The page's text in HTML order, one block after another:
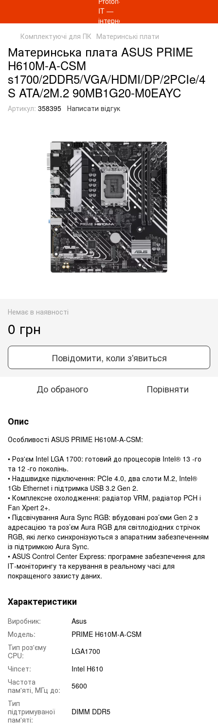
Комплектуючі для ПК Материнські плати
Материнcька плата ASUS PRIME
H610M-A-CSM
s1700/2DDR5/VGA/HDMI/DP/2PCIe/4
S ATA/2M.2 90MB1G20-M0EAYC
Артикул: 358395 Написати відгук
Немає в наявності
0 грн
Повідомити, коли з'явиться
До обраного Порівняти
Опис
Особливості ASUS PRIME H610M-A-CSM:
• Роз'єм Intel LGA 1700: готовий до процесорів Intel® 13 -го
та 12 -го поколінь.
• Надшвидке підключення: PCIe 4.0, два слоти M.2, Intel®
1Gb Ethernet і підтримка USB 3.2 Gen 2.
• Комплексне охолодження: радіатор VRM, радіатор PCH і
Fan Xpert 2+.
• Підсвічування Aura Sync RGB: вбудовані роз’єми Gen 2 з
адресацією та роз’єм Aura RGB для світлодіодних стрічок
RGB, які легко синхронізуються з апаратним забезпеченням
із підтримкою Aura Sync.
• ASUS Control Center Express: програмне забезпечення для
ІТ-моніторингу та керування в реальному часі для
покращеного захисту даних.
Характеристики
Виробник:
Asus
Модель:
PRIME H610M-A-CSM
Тип роз'єму
CPU:
LGA1700
Чіпсет:
Intel H610
Частота
пам'яті, МГц до:
5600
Тип
підтримуваної
пам'яті:
DIMM DDR5